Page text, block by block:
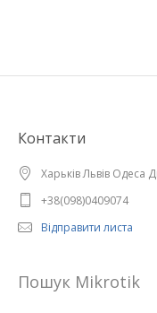
Контакти
Харьків Львів Одеса
+38(098)0409074
Відправити листа
Пошук Mikrotik